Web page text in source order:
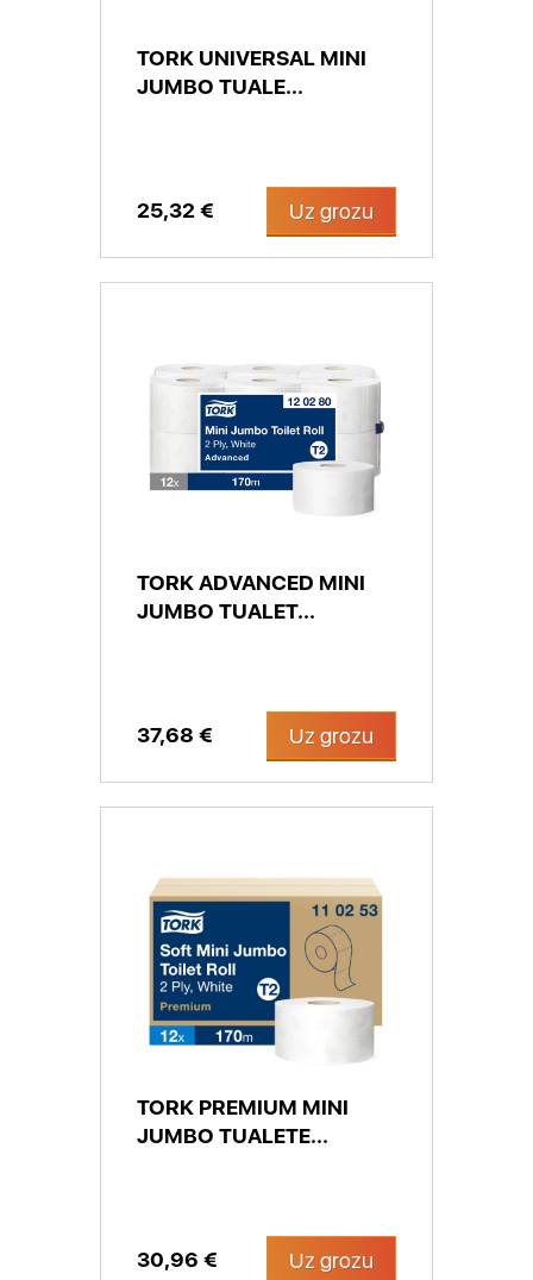
TORK UNIVERSAL MINI
JUMBO TUALE...
25,32 € Uz grozu
TORK ADVANCED MINI
JUMBO TUALET...
37,68 € Uz grozu
TORK PREMIUM MINI
JUMBO TUALETE...
30,96 € Uz grozu